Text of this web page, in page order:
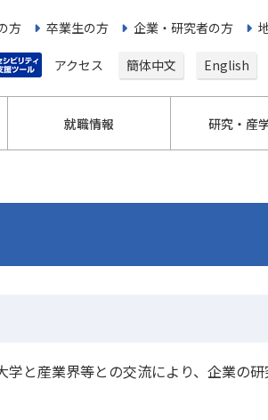
方 卒業生の方 企業・研究者の方
アクセス 簡体中文 English
就職情報 研究・産
と産業界等との交流により、企業の研